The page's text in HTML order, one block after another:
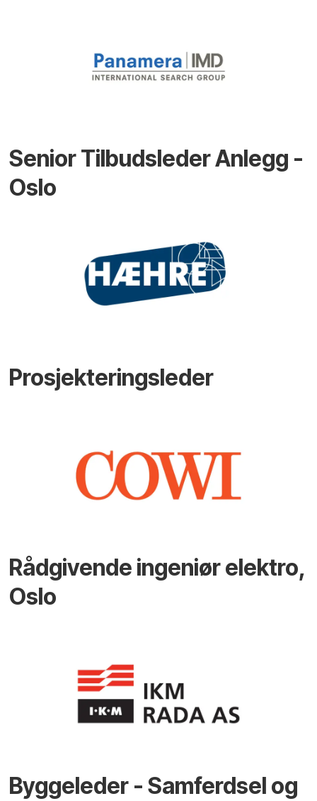
Senior Tilbudsleder Anlegg -
Oslo
Prosjekteringsleder
Rådgivende ingeniør elektro,
Oslo
Byggeleder - Samferdsel og